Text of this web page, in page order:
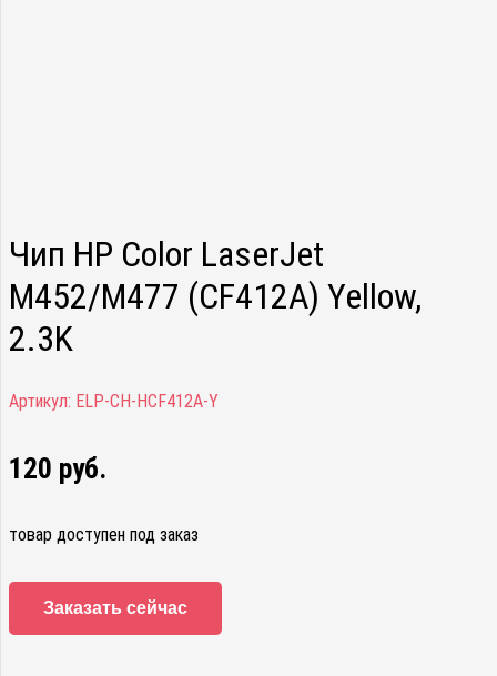
Чип HP Color LaserJet
M452/M477 (CF412A) Yellow,
2.3K
Артикул: ELP-CH-HCF412A-Y
120 руб.
товар доступен под заказ
Заказать сейчас